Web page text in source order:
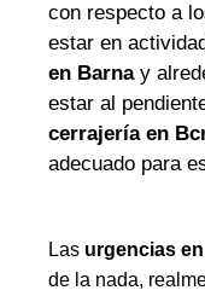
con respecto a
estar en
en Barnay
estar al
cerrajería en
adecuado para
Las urgencias
de la nada,